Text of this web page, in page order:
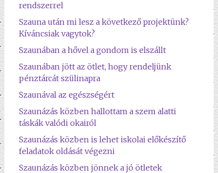
rendszerrel
Szauna után mi lesz a következő projektünk?
Kíváncsiak vagytok?
Szaunában a hővel a gondom is elszállt
Szaunában jött az ötlet, hogy rendeljünk
pénztárcát szülinapra
Szaunával az egészségért
Szaunázás közben hallottam a szem alatti
táskák valódi okairól
Szaunázás közben is lehet iskolai előkészítő
feladatok oldását végezni
Szaunázás közben jönnek a jó ötletek